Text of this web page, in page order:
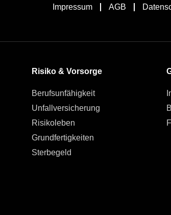
Impressum
AGB
Risiko & Vorsorge
Berufsunfähigkeit
Unfallversicherung
Risikoleben
Grundfertigkeiten
Sterbegeld